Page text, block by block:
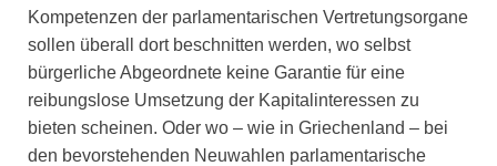
Kompetenzen der parlamentarischen Vertretungsorgane
sollen überall dort beschnitten werden, wo selbst
bürgerliche Abgeordnete keine Garantie für eine
reibungslose Umsetzung der Kapitalinteressen zu
bieten scheinen. Oder wo – wie in Griechenland – bei
den bevorstehenden Neuwahlen parlamentarische